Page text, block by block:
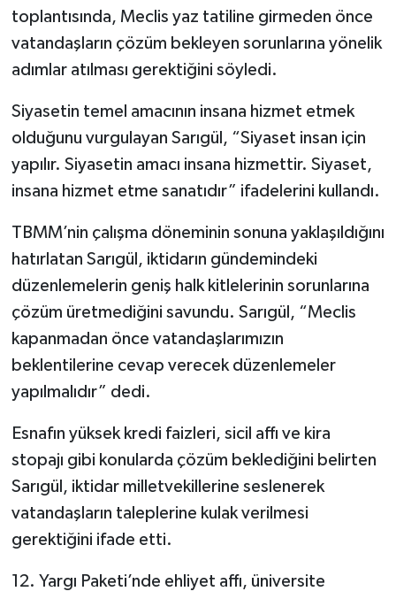
toplantısında, Meclis yaz tatiline girmeden önce
vatandaşların çözüm bekleyen sorunlarına yönelik
adımlar atılması gerektiğini söyledi.
Siyasetin temel amacının insana hizmet etmek
olduğunu vurgulayan Sarıgül, “Siyaset insan için
yapılır. Siyasetin amacı insana hizmettir. Siyaset,
insana hizmet etme sanatıdır” ifadelerini kullandı.
TBMM’nin çalışma döneminin sonuna yaklaşıldığını
hatırlatan Sarıgül, iktidarın gündemindeki
düzenlemelerin geniş halk kitlelerinin sorunlarına
çözüm üretmediğini savundu. Sarıgül, “Meclis
kapanmadan önce vatandaşlarımızın
beklentilerine cevap verecek düzenlemeler
yapılmalıdır” dedi.
Esnafın yüksek kredi faizleri, sicil affı ve kira
stopajı gibi konularda çözüm beklediğini belirten
Sarıgül, iktidar milletvekillerine seslenerek
vatandaşların taleplerine kulak verilmesi
gerektiğini ifade etti.
12. Yargı Paketi’nde ehliyet affı, üniversite